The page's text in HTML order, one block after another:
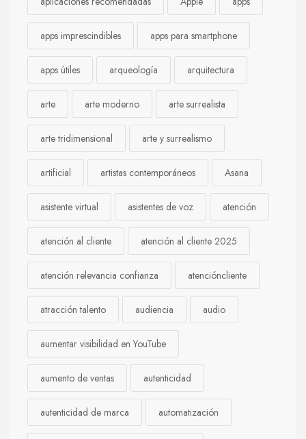
apps imprescindibles apps para smartphone
apps útiles arqueología arquitectura
arte arte moderno arte surrealista
arte tridimensional arte y surrealismo
artificial artistas contemporáneos Asana
asistente virtual asistentes de voz atención
atención al cliente atención al cliente 2025
atención relevancia confianza atencióncliente
atracción talento audiencia audio
aumentar visibilidad en YouTube
aumento de ventas autenticidad
autenticidad de marca automatización